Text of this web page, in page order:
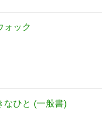
ォック
なひと (一般書)